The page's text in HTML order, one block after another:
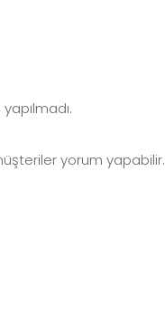
yorum yapabilir.